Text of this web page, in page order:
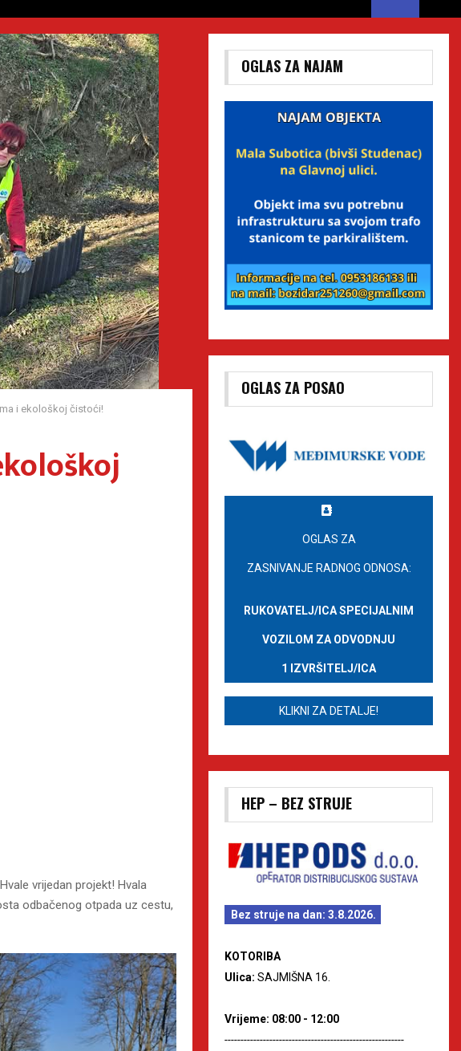
i ekološkoj čistoći!
vrijedan projekt! Hvala
odbačenog otpada uz cestu,
OGLAS ZA NAJAM
OGLAS ZA POSAO
OGLAS ZA
ZASNIVANJE RADNOG ODNOSA:
RUKOVATELJ/ICA SPECIJALNIM
VOZILOM ZA ODVODNJU
1 IZVRŠITELJ/ICA
KLIKNI ZA DETALJE!
HEP – BEZ STRUJE
Bez struje na dan: 3.8.2026.
KOTORIBA
Ulica: SAJMIŠNA 16.
Vrijeme: 08:00 - 12:00
--------------------------------------------------------